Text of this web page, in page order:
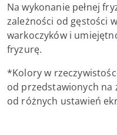
Na wykonanie pełnej
zależności od gęstości
warkoczyków i
fryzurę.
*Kolory w
od przedstawionych na
od różnych ustawień